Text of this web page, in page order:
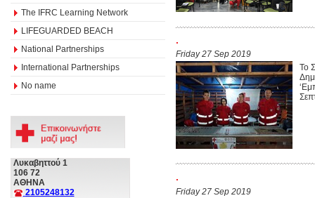
The IFRC Learning Network
LIFEGUARDED BEACH
National Partnerships
International Partnerships
No name
Λυκαβηττού 1
106 72
ΑΘΗΝΑ
2105248132
.
Friday 27 Sep 2019
Το
.
Friday 27 Sep 2019